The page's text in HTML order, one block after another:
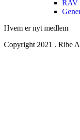
RAV
Hvem er nyt medlem
Copyright 2021 . Ribe